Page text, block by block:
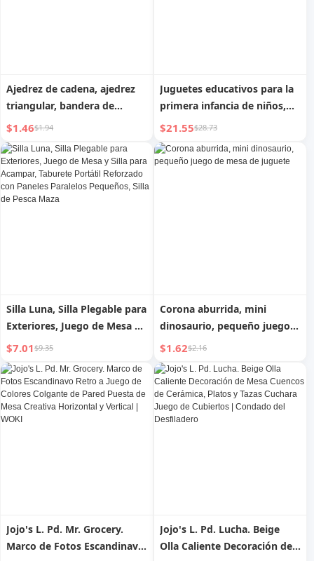
Ajedrez de cadena, ajedrez
triangular, bandera de
batalla, rompecabezas
infantil, entrenamiento de
pensamiento lógico,
concentración, juguete
geométrico, juego de mesa
$1.46$1.94
Juguetes educativos para la
primera infancia de niños,
Sudoku digital inteligente,
juego de mesa de entrada
para niños de 3 a 10 años,
$21.55$28.73
Silla Luna, Silla Plegable para
Exteriores, Juego de Mesa y
Silla para Acampar, Taburete
Portátil Reforzado con
Paneles Paralelos Pequeños,
Silla de Pesca Maza
$7.01$9.35
Corona aburrida, mini
dinosaurio, pequeño juego
de mesa de juguete
$1.62$2.16
Jojo's L. Pd. Mr. Grocery.
Marco de Fotos Escandinavo
Jojo's L. Pd. Lucha. Beige
Olla Caliente Decoración de